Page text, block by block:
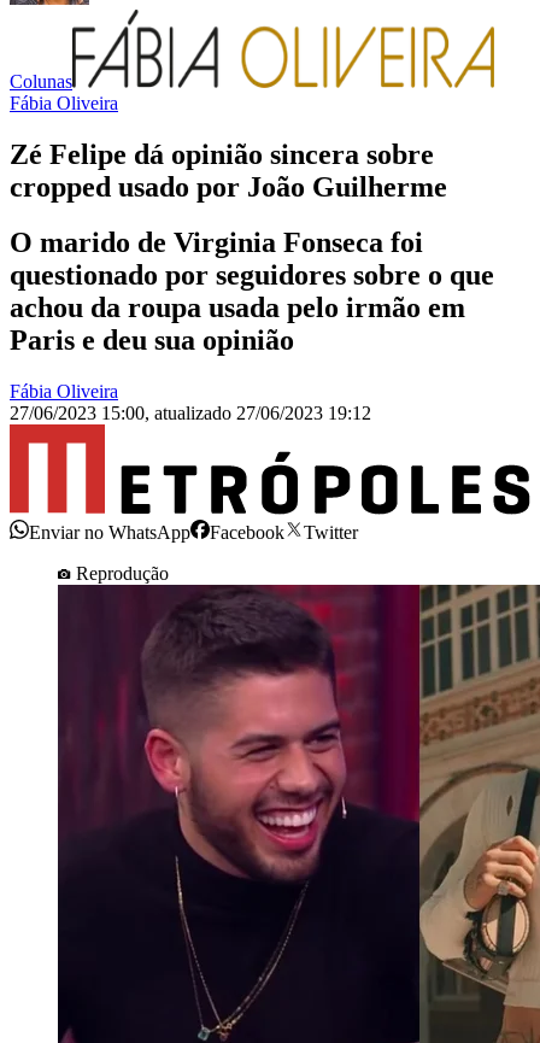
Colunas
Fábia Oliveira
Zé Felipe dá opinião sincera sobre
cropped usado por João Guilherme
O marido de Virginia Fonseca foi
questionado por seguidores sobre o que
achou da roupa usada pelo irmão em
Paris e deu sua opinião
Fábia Oliveira
27/06/2023 15:00, atualizado 27/06/2023 19:12
Enviar no WhatsApp Facebook
Twitter
Reprodução